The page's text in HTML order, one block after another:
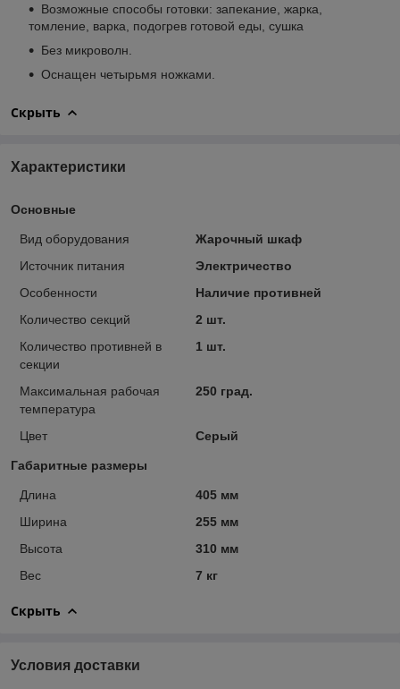
Возможные способы готовки: запекание, жарка,
томление, варка, подогрев готовой еды, сушка
Без микроволн.
Оснащен четырьмя ножками.
Скрыть
Характеристики
Основные
Вид оборудования
Жарочный шкаф
Источник питания
Электричество
Особенности
Наличие противней
Количество секций
2 шт.
Количество противней в
секции
1 шт.
Максимальная рабочая
температура
250 град.
Цвет Серый
Габаритные размеры
Длина
405 мм
Ширина
255 мм
Высота
310 мм
Вес
7 кг
Скрыть
Условия доставки